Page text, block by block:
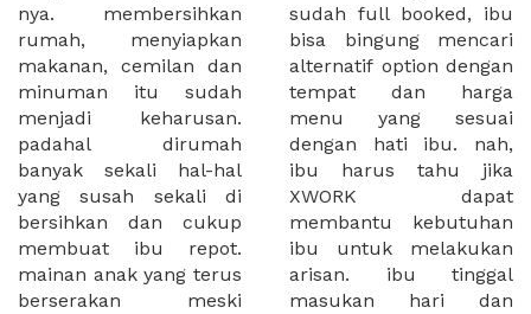
nya. membersihkan
rumah, menyiapkan
makanan, cemilan dan
minuman itu sudah
menjadi keharusan.
padahal dirumah
banyak sekali hal-hal
yang susah sekali di
bersihkan dan cukup
membuat ibu repot.
mainan anak yang terus
berserakan meski
sudah full booked, ibu
bisa bingung mencari
alternatif option dengan
tempat dan harga
menu yang sesuai
dengan hati ibu. nah,
ibu harus tahu jika
XWORK dapat
membantu kebutuhan
ibu untuk melakukan
arisan. ibu tinggal
masukan hari dan